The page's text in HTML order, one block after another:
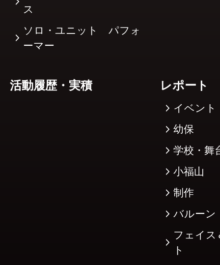
ス
ソロ・ユニット パフォ
ーマー
活動履歴・実積 レポート
イベント
幼保
学校・舞
小福山
制作
バルーン
フェイス
ト